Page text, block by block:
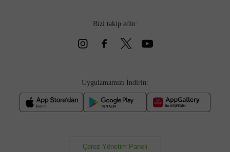
Bizi takip edin:
Uygulamamızı İndirin:
Çerez Yönetim Paneli